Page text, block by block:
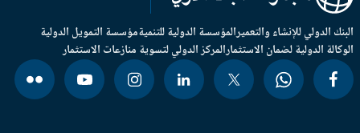
الدولي للإنشاء والتعميرالمؤسسة الدولية للتنميةمؤسسة التمويل الدولية
الدولية لضمان الاستثمارالمركز الدولي لتسوية منازعات الاستثمار